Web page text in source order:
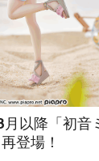
以降「初音
登場！